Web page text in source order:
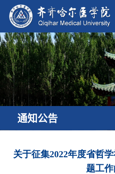
通知公告
关于征集2022年度省哲
题工